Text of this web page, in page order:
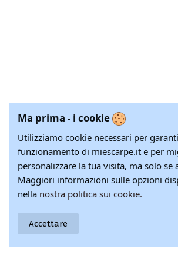
Ma prima - i cookie
Utilizziamo cookie necessari per
funzionamento di miescarpe.it e per
personalizzare la tua visita, ma solo se
Maggiori informazioni sulle opzioni
nella nostra politica sui cookie.
Accettare